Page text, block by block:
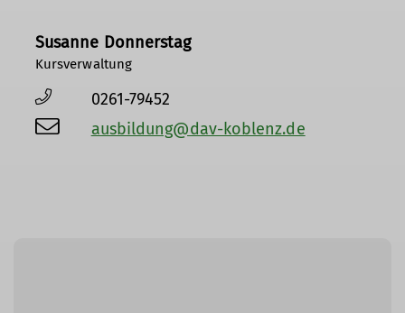
Susanne Donnerstag
Kursverwaltung
0261-79452
ausbildung@dav-koblenz.de